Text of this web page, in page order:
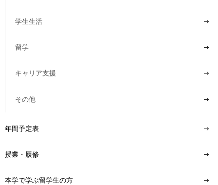
学生生活
留学
キャリア支援
その他
年間予定表
授業・履修
本学で学ぶ留学生の方